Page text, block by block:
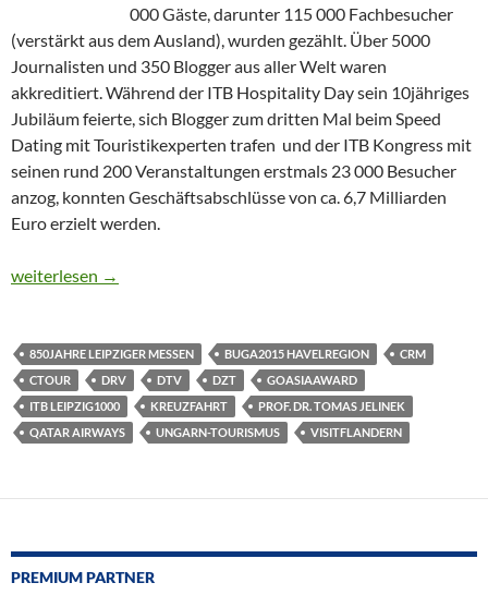
000 Gäste, darunter 115 000 Fachbesucher
(verstärkt aus dem Ausland), wurden gezählt. Über 5000
Journalisten und 350 Blogger aus aller Welt waren
akkreditiert. Während der ITB Hospitality Day sein 10jähriges
Jubiläum feierte, sich Blogger zum dritten Mal beim Speed
Dating mit Touristikexperten trafen und der ITB Kongress mit
seinen rund 200 Veranstaltungen erstmals 23 000 Besucher
anzog, konnten Geschäftsabschlüsse von ca. 6,7 Milliarden
Euro erzielt werden.
CTOUR vor Ort: Impressionen von der ITB 2015
weiterlesen →
850JAHRE LEIPZIGER MESSEN BUGA2015 HAVELREGION
CRM
CTOUR
DRV DTV DZT
GOASIAAWARD
ITB LEIPZIG1000
KREUZFAHRT
PROF. DR. TOMAS JELINEK
QATAR AIRWAYS
UNGARN-TOURISMUS VISITFLANDERN
PREMIUM PARTNER